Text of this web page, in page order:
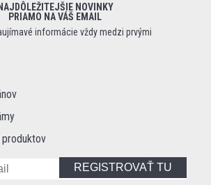
NAJDÔLEŽITEJŠIE NOVINKY
PRIAMO NA VÁŠ EMAIL
informácie vždy medzi prvými
REGISTROVAŤ TU